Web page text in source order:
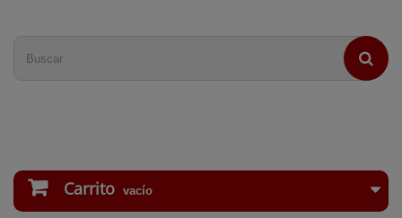
Carrito vacío